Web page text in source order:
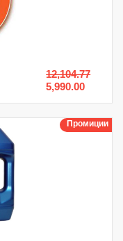
12,104.77
5,990.00
Промиции